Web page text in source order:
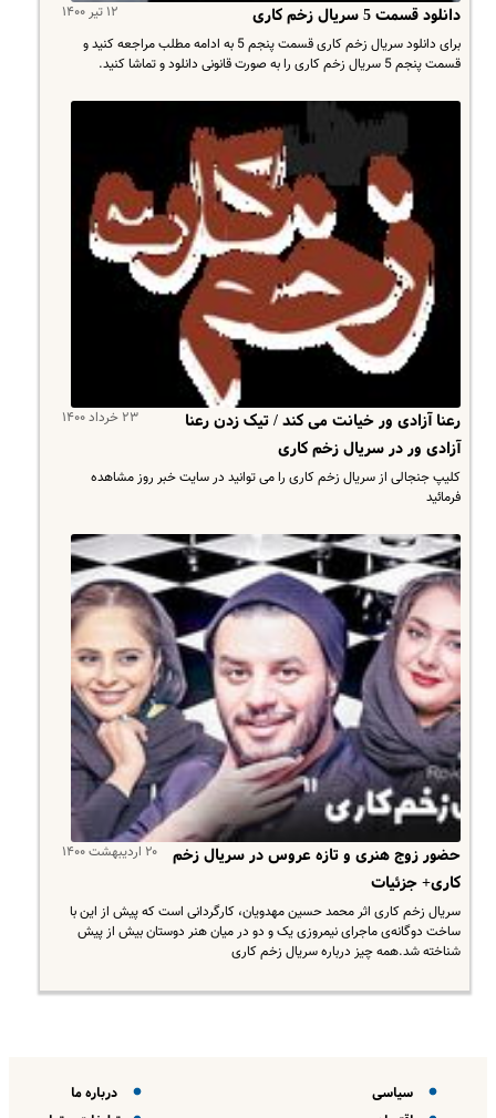
۱۲ تیر ۱۴۰۰ دانلود قسمت 5 سریال زخم کاری
برای دانلود سریال زخم کاری قسمت پنجم 5 به ادامه مطلب مراجعه کنید و
قسمت پنجم 5 سریال زخم کاری را به صورت قانونی دانلود و تماشا کنید.
۲۳ خرداد ۱۴۰۰
رعنا آزادی ور خیانت می کند / تیک زدن رعنا
آزادی ور در سریال زخم کاری
کلیپ جنجالی از سریال زخم کاری را می توانید در سایت خبر روز مشاهده
فرمائید
۲۰ اردیبهشت ۱۴۰۰
حضور زوج هنری و تازه عروس در سریال زخم
کاری+ جزئیات
سریال زخم کاری اثر محمد حسین مهدویان، کارگردانی است که پیش از این با
ساخت دوگانه‌ی ماجرای نیمروزی یک و دو در میان هنر دوستان بیش از پیش
شناخته شد.همه چیز درباره سریال زخم کاری
سیاسی
درباره ما